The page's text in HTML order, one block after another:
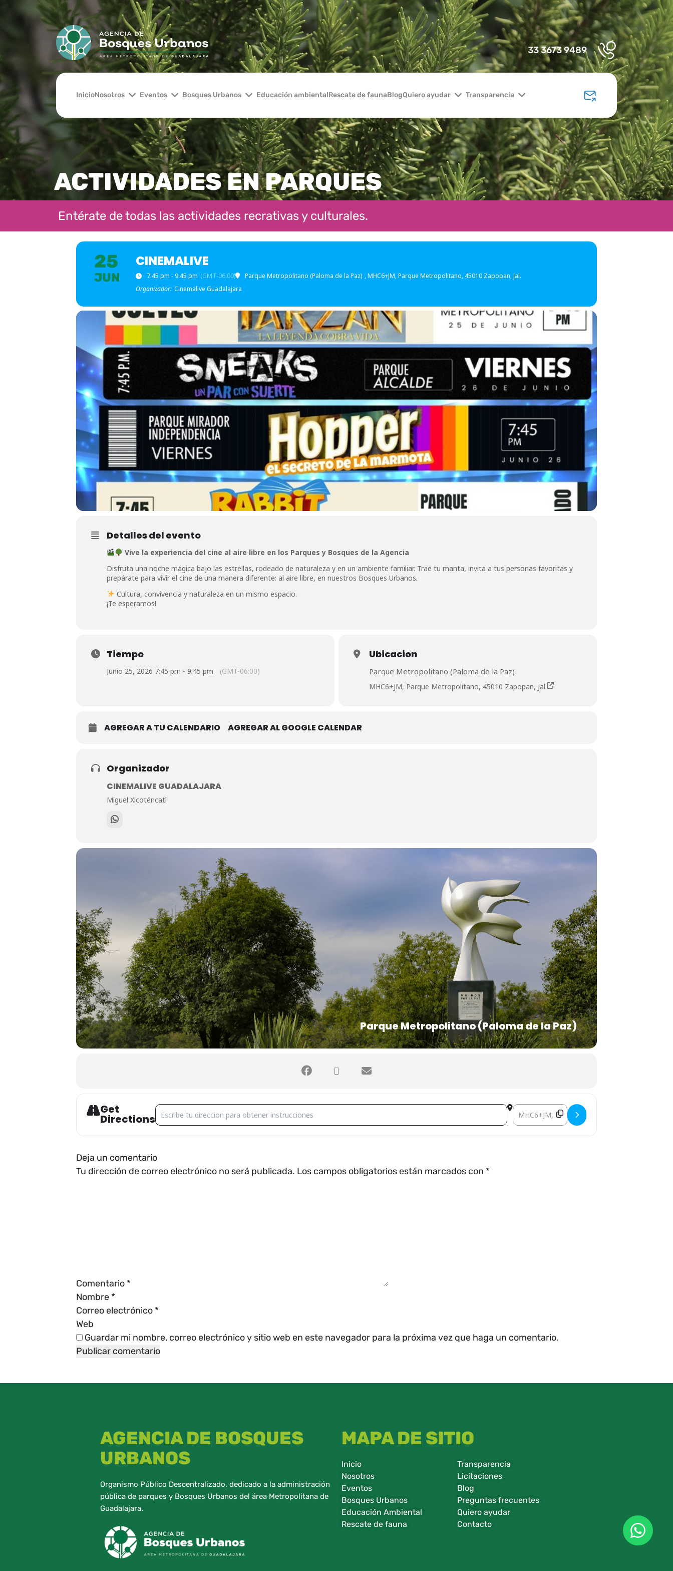
33 3673 9489
InicioNosotros Eventos Bosques Urbanos Educación ambientalRescate de faunaBlogQuiero ayudar Transparencia
ACTIVIDADES EN PARQUES
Entérate de todas las actividades recrativas y culturales.
25
JUN
CINEMALIVE
7:45 pm - 9:45 pm (GMT-06:00) Parque Metropolitano (Paloma de la Paz) , MHC6+JM, Parque Metropolitano, 45010 Zapopan, Jal.
Organizador: Cinemalive Guadalajara
Detalles del evento
Vive la experiencia del cine al aire libre en los Parques y Bosques de la Agencia
Disfruta una noche mágica bajo las estrellas, rodeado de naturaleza y en un ambiente familiar. Trae tu manta, invita a tus personas favoritas y
prepárate para vivir el cine de una manera diferente: al aire libre, en nuestros Bosques Urbanos.
Cultura, convivencia y naturaleza en un mismo espacio.
¡Te esperamos!
Tiempo
Junio 25, 2026 7:45 pm - 9:45 pm (GMT-06:00)
Ubicacion
Parque Metropolitano (Paloma de la Paz)
MHC6+JM, Parque Metropolitano, 45010 Zapopan, Jal.
AGREGAR A TU CALENDARIO AGREGAR AL GOOGLE CALENDAR
Organizador
CINEMALIVE GUADALAJARA
Miguel Xicoténcatl
Parque Metropolitano (Paloma de la Paz)
Get
Directions
Address - CINEMALIVE [] Destination Address - CINEMALIVE []
Deja un comentario
Tu dirección de correo electrónico no será publicada. Los campos obligatorios están marcados con *
Comentario *
Nombre *
Correo electrónico *
Web
Guardar mi nombre, correo electrónico y sitio web en este navegador para la próxima vez que haga un comentario.
AGENCIA DE BOSQUES
URBANOS
Organismo Público Descentralizado, dedicado a la administración
pública de parques y Bosques Urbanos del área Metropolitana de
Guadalajara.
MAPA DE SITIO
Inicio
Nosotros
Eventos
Bosques Urbanos
Educación Ambiental
Rescate de fauna​
Transparencia
Licitaciones
Blog
Preguntas frecuentes
Quiero ayudar
Contacto